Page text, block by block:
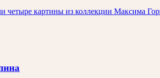
картины из коллекции Максима